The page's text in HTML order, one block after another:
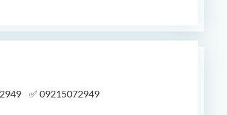
✅ 09215072949